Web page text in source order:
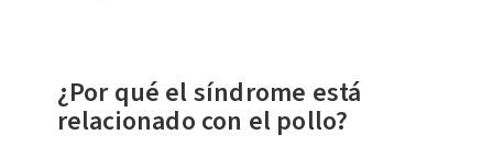
¿Por qué el síndrome está
relacionado con el pollo?